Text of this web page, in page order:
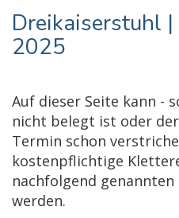
Dreikaiserstuhl
2025
Auf dieser Seite kann -
nicht belegt ist oder
Termin schon
kostenpflichtige
nachfolgend
werden.